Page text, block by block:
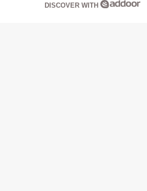
DISCOVER WITH